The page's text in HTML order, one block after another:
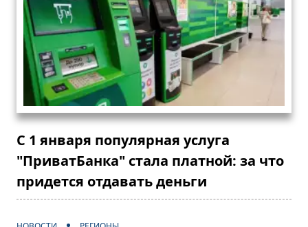
С 1 января популярная услуга
"ПриватБанка" стала платной: за что
придется отдавать деньги